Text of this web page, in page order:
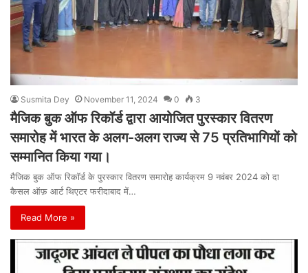
Susmita Dey November 11, 2024 0 3
मैजिक बुक ऑफ रिकॉर्ड द्वारा आयोजित पुरस्कार वितरण
समारोह में भारत के अलग-अलग राज्य से 75 प्रतिभागियों को
सम्मानित किया गया।
मैजिक बुक ऑफ रिकॉर्ड के पुरस्कार वितरण समारोह कार्यक्रम 9 नवंबर 2024 को दा
कैसल ऑफ़ आर्ट थिएटर फरीदाबाद में…
Read More »